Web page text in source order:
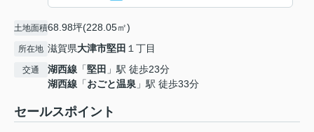
土地面積68.98坪(228.05㎡)
所在地 滋賀県大津市堅田 １丁目
交通 湖西線 「堅田 」駅 徒歩23分
湖西線 「おごと温泉 」駅 徒歩33分
セールスポイント